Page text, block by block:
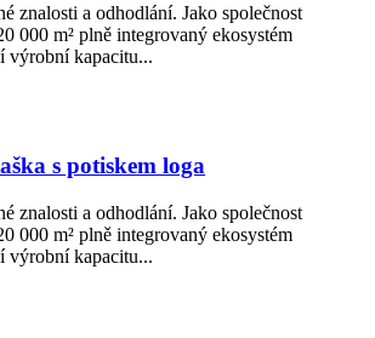
znalosti a odhodlání. Jako společnost
000 m² plně integrovaný ekosystém
výrobní kapacitu...
s potiskem loga
znalosti a odhodlání. Jako společnost
000 m² plně integrovaný ekosystém
výrobní kapacitu...